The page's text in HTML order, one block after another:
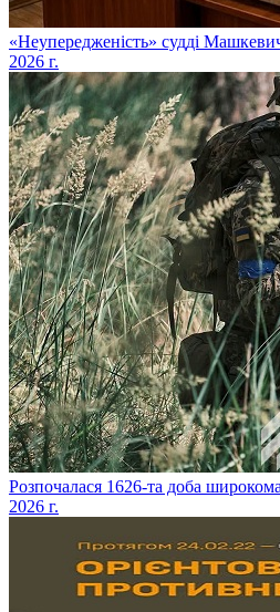
​«Неупередженість» судді
2026 г.
​Розпочалася 1626-та доба
2026 г.